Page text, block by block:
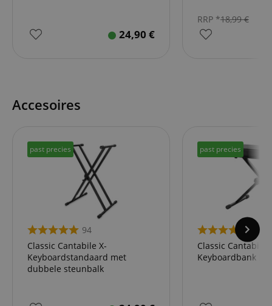
24,90 €
RRP *18,99€
Accesoires
past precies
94
Classic Cantabile X-
Keyboardstandaard met
dubbele steunbalk
past precies
59
Classic Cantabile
Keyboardbank